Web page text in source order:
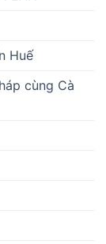
Huế
cùng Cà